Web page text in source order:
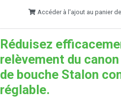
Accéder à l'ajout au panier
Réduisez
relèvement du
de bouche Stalon
réglable.